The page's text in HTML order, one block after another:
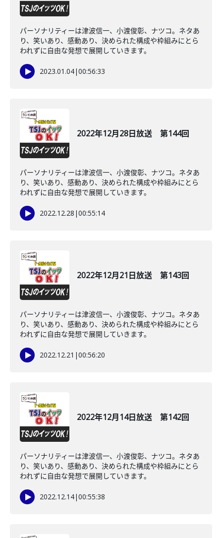
パーソナリティーは津波信一、小渡俊彰、ナツコ。ネタあ
り、笑いあり、感動あり、決められた構成や枠組みにとら
われずに自由な発想で展開していきます。
2023.01.04|00:56:33
2022年12月28日放送 第144回
パーソナリティーは津波信一、小渡俊彰、ナツコ。ネタあ
り、笑いあり、感動あり、決められた構成や枠組みにとら
われずに自由な発想で展開していきます。
2022.12.28 |00:55:14
2022年12月21日放送 第143回
パーソナリティーは津波信一、小渡俊彰、ナツコ。ネタあ
り、笑いあり、感動あり、決められた構成や枠組みにとら
われずに自由な発想で展開していきます。
2022.12.21 |00:56:20
2022年12月14日放送 第142回
パーソナリティーは津波信一、小渡俊彰、ナツコ。ネタあ
り、笑いあり、感動あり、決められた構成や枠組みにとら
われずに自由な発想で展開していきます。
2022.12.14|00:55:38